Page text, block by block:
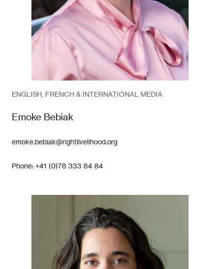
ENGLISH, FRENCH & INTERNATIONAL MEDIA
Emoke Bebiak
emoke.bebiak@rightlivelihood.org
Phone: +41 (0)78 333 84 84